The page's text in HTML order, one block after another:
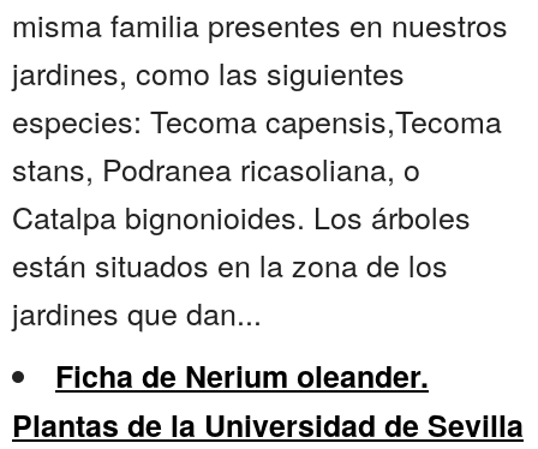
misma familia presentes en nuestros
jardines, como las siguientes
especies: Tecoma capensis,Tecoma
stans, Podranea ricasoliana, o
Catalpa bignonioides. Los árboles
están situados en la zona de los
jardines que dan...
Ficha de Nerium oleander.
Plantas de la Universidad de Sevilla